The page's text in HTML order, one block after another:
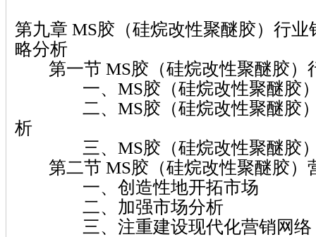
第九章 MS胶（硅烷改性聚醚胶）行
略分析
第一节 MS胶（硅烷改性聚醚胶）
一、MS胶（硅烷改性聚醚胶）
二、MS胶（硅烷改性聚醚胶）
析
三、MS胶（硅烷改性聚醚胶）
第二节 MS胶（硅烷改性聚醚胶）
一、创造性地开拓市场
二、加强市场分析
三、注重建设现代化营销网络